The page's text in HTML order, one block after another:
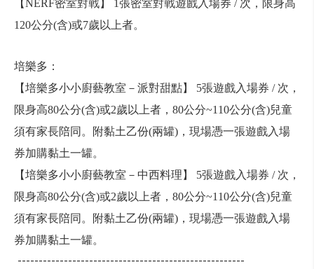
【NERF密室對戰】 1張密室對戰遊戲入場券 / 次，限身高
120公分(含)或7歲以上者。
培樂多：
【培樂多小小廚藝教室－派對甜點】 5張遊戲入場券 / 次，
限身高80公分(含)或2歲以上者，80公分~110公分(含)兒童
須有家長陪同。附黏土乙份(兩罐)，現場憑一張遊戲入場
券加購黏土一罐。
【培樂多小小廚藝教室－中西料理】 5張遊戲入場券 / 次，
限身高80公分(含)或2歲以上者，80公分~110公分(含)兒童
須有家長陪同。附黏土乙份(兩罐)，現場憑一張遊戲入場
券加購黏土一罐。
------------------------------------------------------